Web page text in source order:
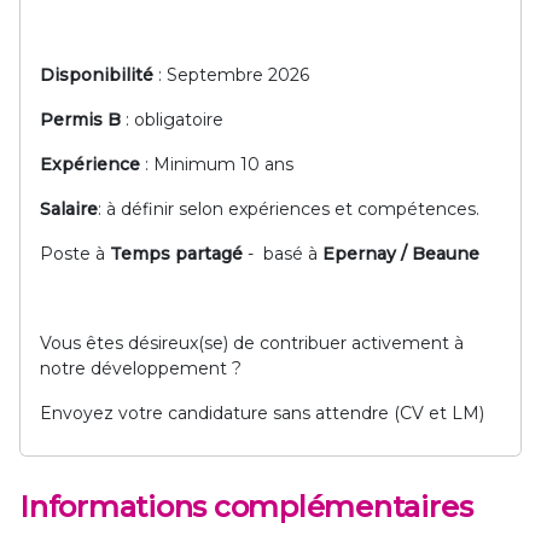
Disponibilité : Septembre 2026
Permis B : obligatoire
Expérience : Minimum 10 ans
Salaire: à définir selon expériences et compétences.
Poste à Temps partagé - basé à Epernay / Beaune
Vous êtes désireux(se) de contribuer activement à
notre développement ?
Envoyez votre candidature sans attendre (CV et LM)
Informations complémentaires